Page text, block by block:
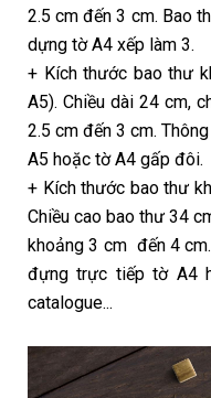
2.5 cm đến 3 cm. Bao
dựng tờ A4 xếp làm 3.
+ Kích thước bao thư
A5). Chiều dài 24 cm,
2.5 cm đến 3 cm.
A5 hoặc tờ A4 gấp đôi.
+ Kích thước bao thư
Chiều cao bao thư 34
khoảng 3 cm đến 4
đựng trực tiếp tờ A4
catalogue...